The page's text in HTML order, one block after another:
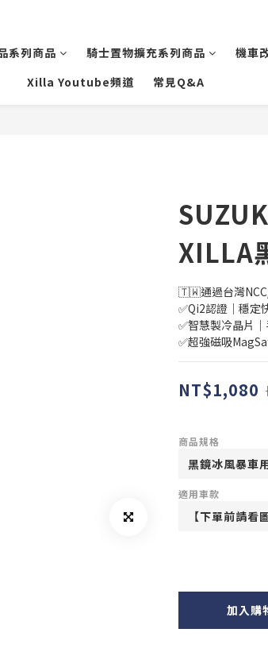
系列商品 騎士置物擴充系列商品 機車
Xilla Youtube頻道
常見Q&A
XILLA
🇹🇼通過台灣
✅Qi2認證｜穩定
✅智慧製冷晶片
✅超強磁吸
NT$1,080
商品規格
適用車款
加入購